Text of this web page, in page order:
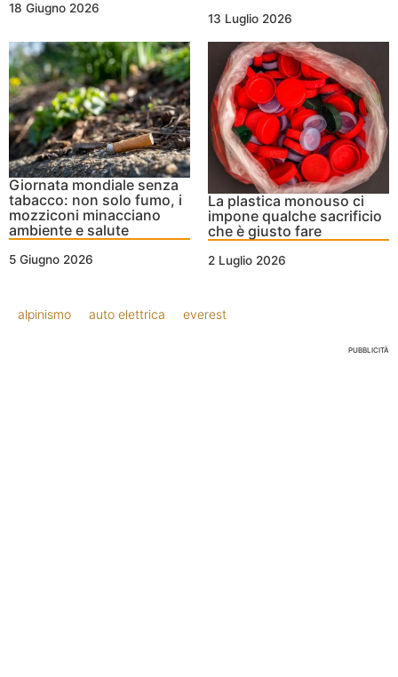
18 Giugno 2026
13 Luglio 2026
Giornata mondiale senza
tabacco: non solo fumo, i
mozziconi minacciano
ambiente e salute
5 Giugno 2026
La plastica monouso ci
impone qualche sacrificio
che è giusto fare
2 Luglio 2026
alpinismo auto elettrica everest
PUBBLICITÀ